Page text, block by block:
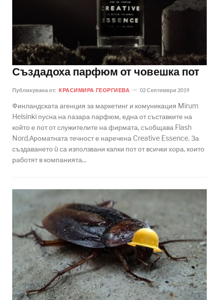
Създадоха парфюм от човешка пот
Публикувана от: КРАСИМИРА ГЕОРГИЕВА 02 Септември 2019
Финландската агенция за маркетинг и комуникация Mirum
Helsinki пусна на пазара парфюм, една от съставките на
който е пот от служителите на фирмата, съобщава Flash
Nord.Ароматната течност е наречена Creative Essence. За
създаването ù са използвани капки пот от всички хора, които
работят в компанията...